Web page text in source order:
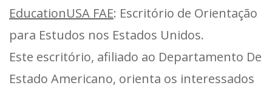
EducationUSA FAE: Escritório de Orientação
para Estudos nos Estados Unidos.
Este escritório, afiliado ao Departamento De
Estado Americano, orienta os interessados